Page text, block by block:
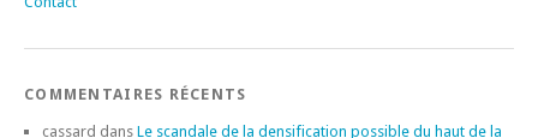
COMMENTAIRES RÉCENTS
cassard dans Le scandale de la densification possible du haut de la